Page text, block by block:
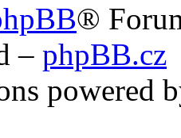
®
– phpBB.cz
powered